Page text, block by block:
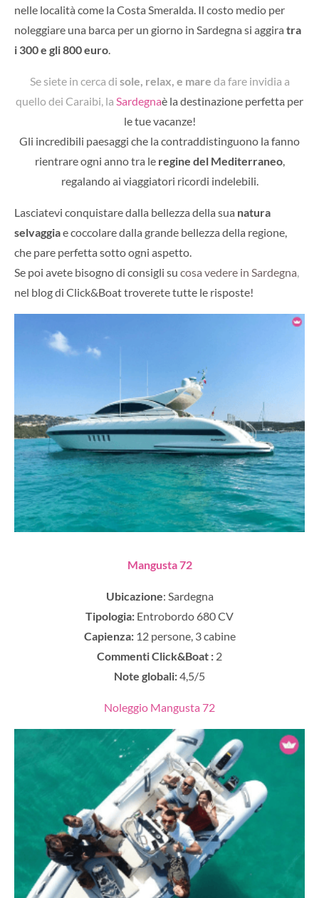
nelle località come la Costa Smeralda. Il costo medio per
noleggiare una barca per un giorno in Sardegna si aggira tra
i 300 e gli 800 euro.
Se siete in cerca di sole, relax, e mare da fare invidia a
quello dei Caraibi, la Sardegnaè la destinazione perfetta per
le tue vacanze!
Gli incredibili paesaggi che la contraddistinguono la fanno
rientrare ogni anno tra le regine del Mediterraneo,
regalando ai viaggiatori ricordi indelebili.
Lasciatevi conquistare dalla bellezza della sua natura
selvaggiae coccolare dalla grande bellezza della regione,
che pare perfetta sotto ogni aspetto.
Se poi avete bisogno di consigli su cosa vedere in Sardegna,
nel blog di Click&Boat troverete tutte le risposte!
Mangusta 72
Ubicazione: Sardegna
Tipologia: Entrobordo 680 CV
Capienza:12 persone, 3 cabine
Commenti Click&Boat : 2
Note globali:4,5/5
Noleggio Mangusta 72